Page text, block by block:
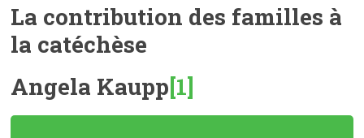
La contribution des familles à
la catéchèse
Angela Kaupp[1]